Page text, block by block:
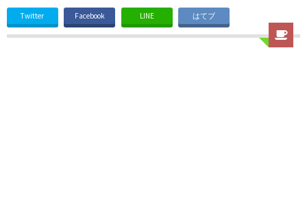
Twitter Facebook LINE はてブ